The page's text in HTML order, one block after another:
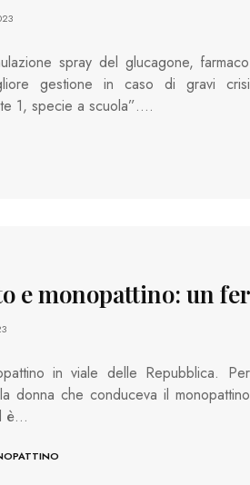
spray del glucagone, farmaco
gestione in caso di gravi crisi
1, specie a scuola”….
e monopattino: un
in viale delle Repubblica. Per
donna che conduceva il monopattino
è…